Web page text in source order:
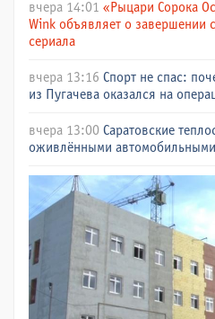
вчера 14:01 «Рыцари Сорока
Wink объявляет о завершении
сериала
вчера 13:16 Спорт не спас:
из Пугачева оказался на
вчера 13:00 Саратовские
оживлёнными